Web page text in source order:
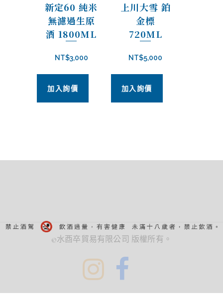
新定60 純米
無濾過生原
酒 1800ML
NT$3,000
加入詢價
上川大雪 鉑
金標
720ML
NT$5,000
加入詢價
©水酉卒貿易有限公司 版權所有。